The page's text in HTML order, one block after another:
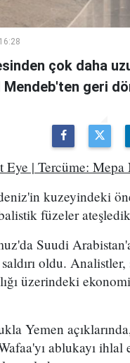
çok daha
geri
| Tercüme: Mepa
kuzeyindeki
füzeler
Suudi
oldu. Analistler,
üzerindeki
Yemen
ablukayı